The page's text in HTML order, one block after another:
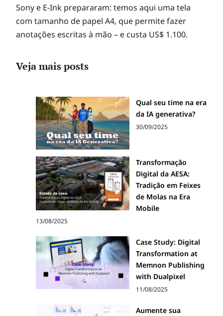
Sony e E-Ink prepararam: temos aqui uma tela
com tamanho de papel A4, que permite fazer
anotações escritas à mão – e custa US$ 1.100.
Veja mais posts
Qual seu time na era
da IA generativa?
30/09/2025
Transformação
Digital da AESA:
Tradição em Feixes
de Molas na Era
Mobile
13/08/2025
Case Study: Digital
Transformation at
Memnon Publishing
with Dualpixel
11/08/2025
Aumente sua